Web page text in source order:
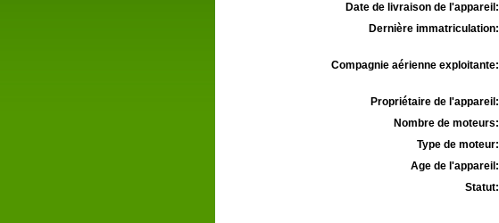
Date de livraison de l'appareil:
Dernière immatriculation:
Compagnie aérienne exploitante:
Propriétaire de l'appareil:
Nombre de moteurs:
Type de moteur:
Age de l'appareil:
Statut: